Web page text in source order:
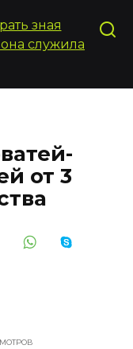
от 3